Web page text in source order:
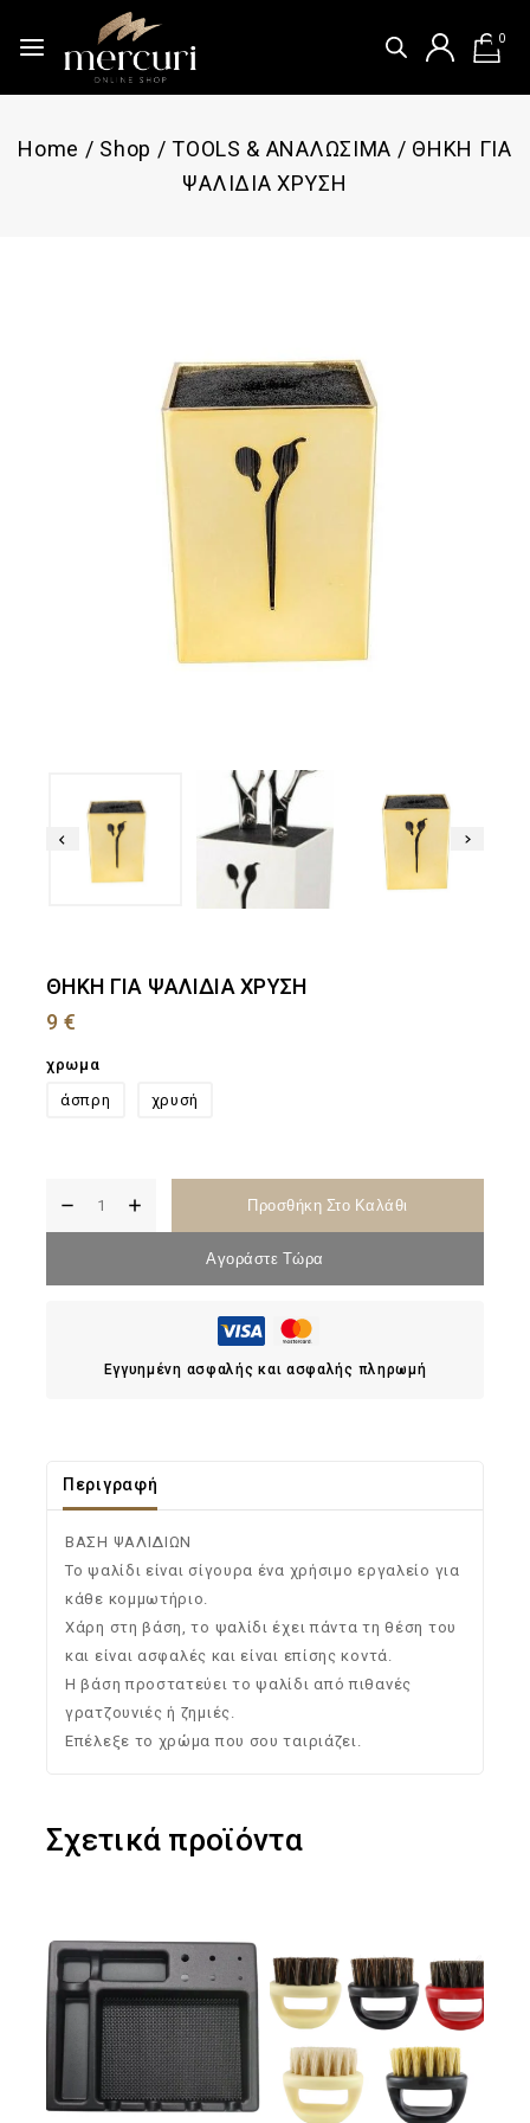
0
Home / Shop / TOOLS & ΑΝΑΛΩΣΙΜΑ / ΘΗΚΗ ΓΙΑ
ΨΑΛΙΔΙΑ ΧΡΥΣΗ
ΘΗΚΗ ΓΙΑ ΨΑΛΙΔΙΑ ΧΡΥΣΗ
9€
χρωμα
άσπρη
χρυσή
Προσθήκη Στο Καλάθι
Αγοράστε Τώρα
Εγγυημένη ασφαλής και ασφαλής πληρωμή
Περιγραφή
ΒΑΣΗ ΨΑΛΙΔΙΩΝ
Το ψαλίδι είναι σίγουρα ένα χρήσιμο εργαλείο για
κάθε κομμωτήριο.
Χάρη στη βάση, το ψαλίδι έχει πάντα τη θέση του
και είναι ασφαλές και είναι επίσης κοντά.
Η βάση προστατεύει το ψαλίδι από πιθανές
γρατζουνιές ή ζημιές.
Επέλεξε το χρώμα που σου ταιριάζει.
Σχετικά προϊόντα